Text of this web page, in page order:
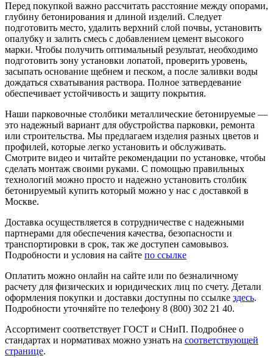
Перед покупкой важно рассчитать расстояние между опорами,
глубину бетонирования и длиной изделий. Следует
подготовить место, удалить верхний слой почвы, установить
опалубку и залить смесь с добавлением цемент высокого
марки. Чтобы получить оптимальный результат, необходимо
подготовить зону установки лопатой, проверить уровень,
засыпать основание щебнем и песком, а после заливки воды
дождаться схватывания раствора. Полное затвердевание
обеспечивает устойчивость и защиту покрытия.
Наши парковочные столбики металлические бетонируемые —
это надежный вариант для обустройства парковки, ремонта
или строительства. Мы предлагаем изделия разных цветов и
профилей, которые легко установить и обслуживать.
Смотрите видео и читайте рекомендации по установке, чтобы
сделать монтаж своими руками. С помощью правильных
технологий можно просто и надежно установить столбик
бетонируемый купить который можно у нас с доставкой в
Москве.
Доставка осуществляется в сотрудничестве с надежными
партнерами для обеспечения качества, безопасности и
транспортировки в срок, так же доступен самовывоз.
Подробности и условия на сайте по ссылке
Оплатить можно онлайн на сайте или по безналичному
расчету для физических и юридических лиц по счету. Детали
оформления покупки и доставки доступны по ссылке здесь.
Подробности уточняйте по телефону 8 (800) 302 21 40.
Ассортимент соответствует ГОСТ и СНиП. Подробнее о
стандартах и нормативах можно узнать на соответствующей
странице.